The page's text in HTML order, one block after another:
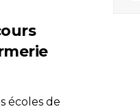
écoles de